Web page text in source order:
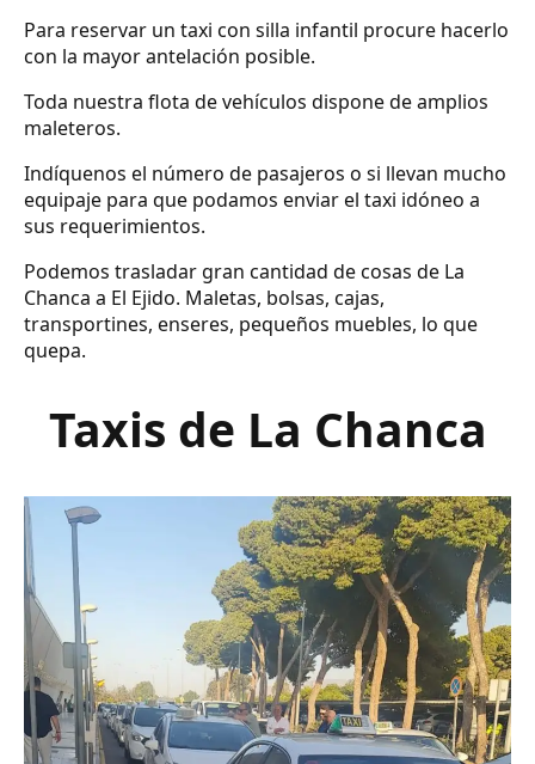
Para reservar un taxi con silla infantil procure hacerlo
con la mayor antelación posible.
Toda nuestra flota de vehículos dispone de amplios
maleteros.
Indíquenos el número de pasajeros o si llevan mucho
equipaje para que podamos enviar el taxi idóneo a
sus requerimientos.
Podemos trasladar gran cantidad de cosas de La
Chanca a El Ejido. Maletas, bolsas, cajas,
transportines, enseres, pequeños muebles, lo que
quepa.
Taxis de La Chanca